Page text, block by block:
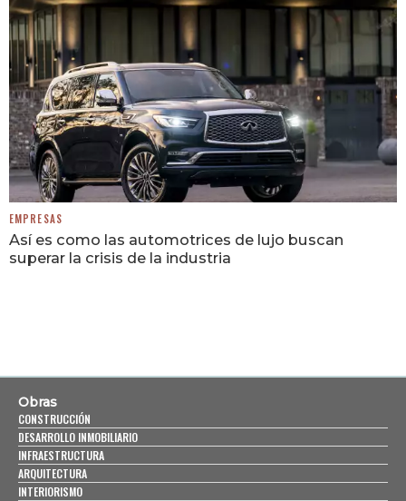
EMPRESAS
Así es como las automotrices de lujo buscan
superar la crisis de la industria
Obras
CONSTRUCCIÓN
DESARROLLO INMOBILIARIO
INFRAESTRUCTURA
ARQUITECTURA
INTERIORISMO